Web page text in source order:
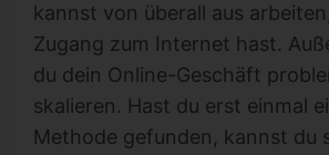
kannst von überall aus
Zugang zum Internet hast.
du dein Online-Geschäft
skalieren. Hast du erst einmal
Methode gefunden, kannst du